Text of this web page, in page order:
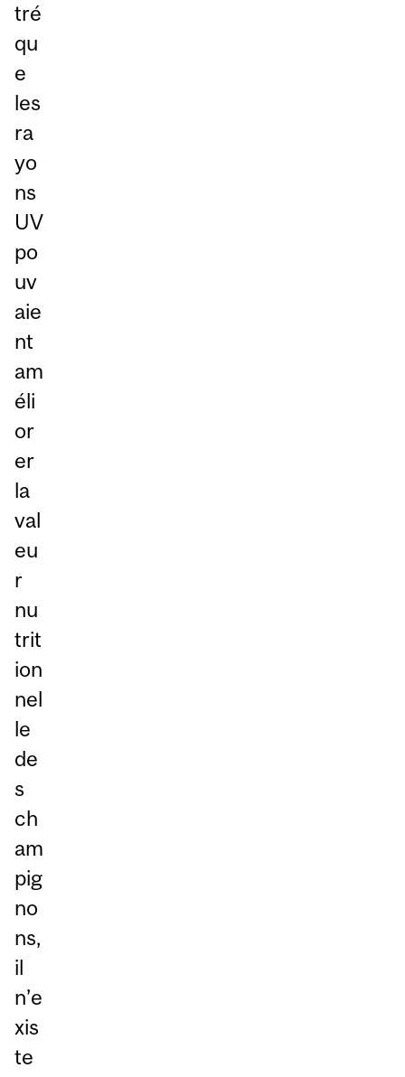
tré
qu
e
les
ra
yo
ns
UV
po
uv
aie
nt
am
éli
or
er
la
val
eu
r
nu
trit
ion
nel
le
de
s
ch
am
pig
no
ns,
il
n’e
xis
te